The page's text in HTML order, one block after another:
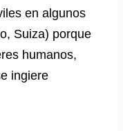
en algunos
Suiza) porque
humanos,
ingiere